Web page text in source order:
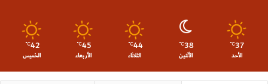
37
℃
الأحد
38
℃
الأثنين
44
℃
الثلاثاء
45
℃
الأربعاء
42
℃
الخميس